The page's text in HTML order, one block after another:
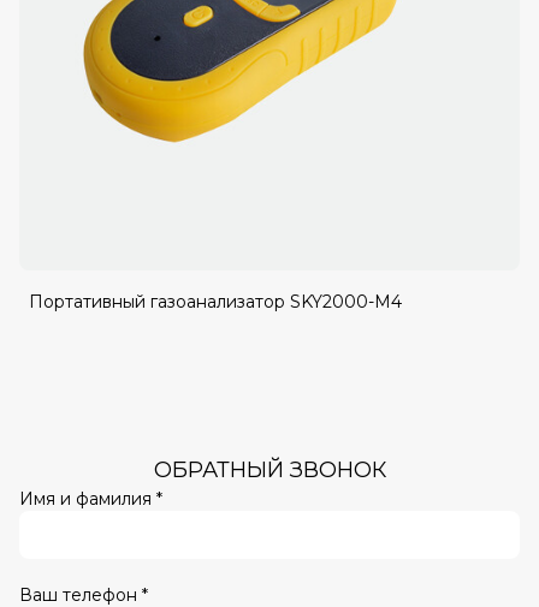
Портативный газоанализатор SKY2000-M4
ОБРАТНЫЙ ЗВОНОК
Имя и фамилия *
Ваш телефон *